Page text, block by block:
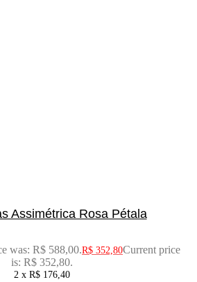
Assimétrica Rosa Pétala
was: R$ 588,00.R$ 352,80Current price
is: R$ 352,80.
2 x R$176,40